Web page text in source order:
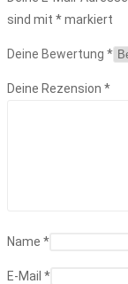
sind mit *markiert
Deine Bewertung *
Deine Rezension *
Name *
E-Mail *